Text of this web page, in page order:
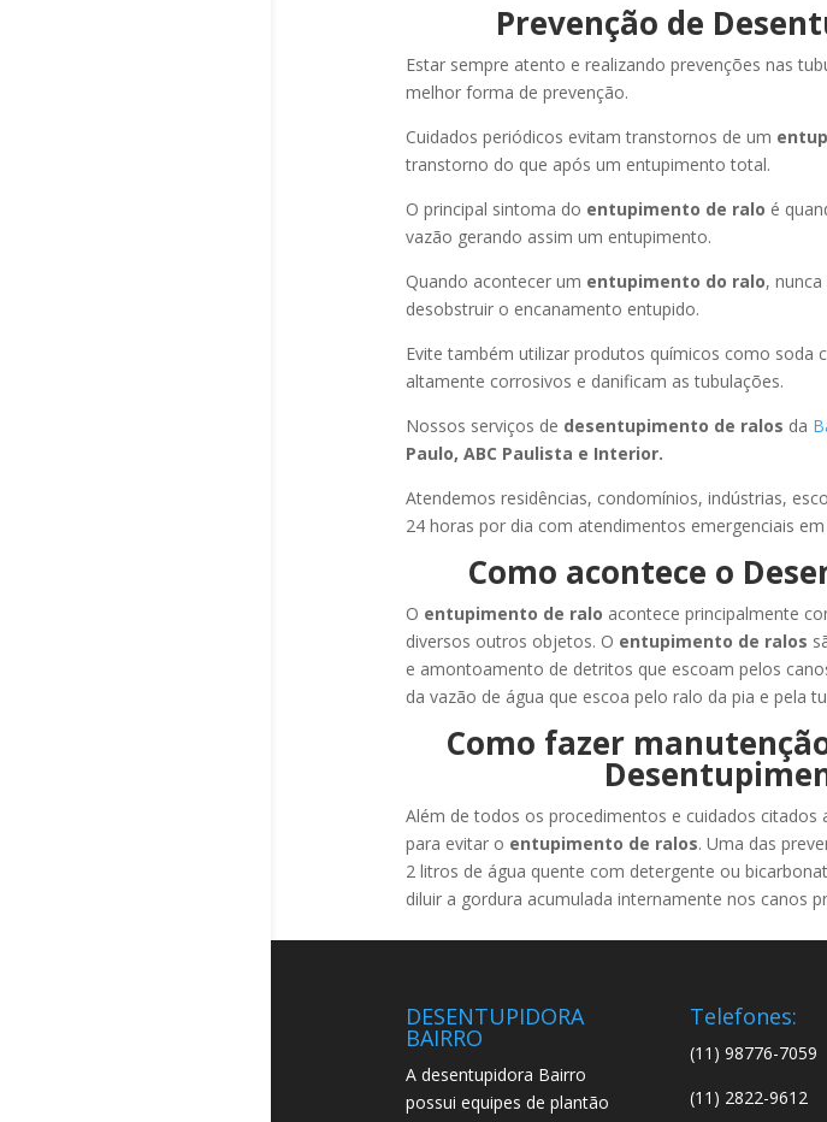
Prevenção de
Estar sempre atento e realizando prevenções nas
melhor forma de prevenção.
Cuidados periódicos evitam transtornos de um
transtorno do que após um entupimento total.
O principal sintoma do entupimento de ralo é
vazão gerando assim um entupimento.
Quando acontecer um entupimento do ralo,
desobstruir o encanamento entupido.
Evite também utilizar produtos químicos como soda
altamente corrosivos e danificam as tubulações.
Nossos serviços de desentupimento de ralos da
Paulo, ABC Paulista e Interior.
Atendemos residências, condomínios, indústrias,
24 horas por dia com atendimentos emergenciais em
Como acontece o
O entupimento de ralo acontece principalmente
diversos outros objetos. O entupimento de ralos
e amontoamento de detritos que escoam pelos
da vazão de água que escoa pelo ralo da pia e pela
Como fazer
Além de todos os procedimentos e cuidados
para evitar o entupimento de ralos. Uma das
2 litros de água quente com detergente ou
diluir a gordura acumulada internamente nos canos
DESENTUPIDORA
BAIRRO
A desentupidora Bairro
possui equipes de plantão
Telefones:
(11) 98776-7059
(11) 2822-9612